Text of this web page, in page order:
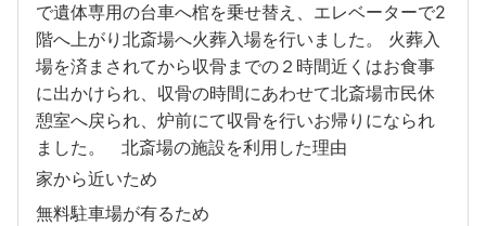
で遺体専用の台車へ棺を乗せ替え、エレベーターで2
階へ上がり北斎場へ火葬入場を行いました。 火葬入
場を済まされてから収骨までの２時間近くはお食事
に出かけられ、収骨の時間にあわせて北斎場市民休
憩室へ戻られ、炉前にて収骨を行いお帰りになられ
ました。 北斎場の施設を利用した理由
家から近いため
無料駐車場が有るため